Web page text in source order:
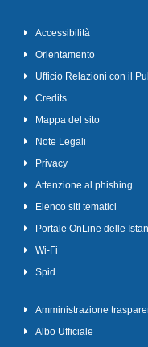
Accessibilità
Orientamento
Ufficio Relazioni con il
Credits
Mappa del sito
Note Legali
Privacy
Attenzione al phishing
Elenco siti tematici
Portale OnLine delle
Wi-Fi
Spid
Amministrazione
Albo Ufficiale